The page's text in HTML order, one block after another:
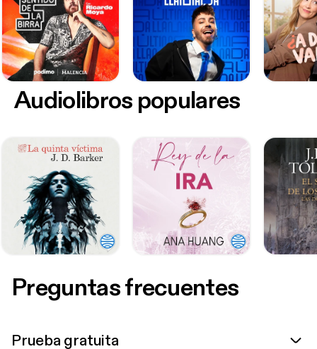
Audiolibros populares
Preguntas frecuentes
Prueba gratuita